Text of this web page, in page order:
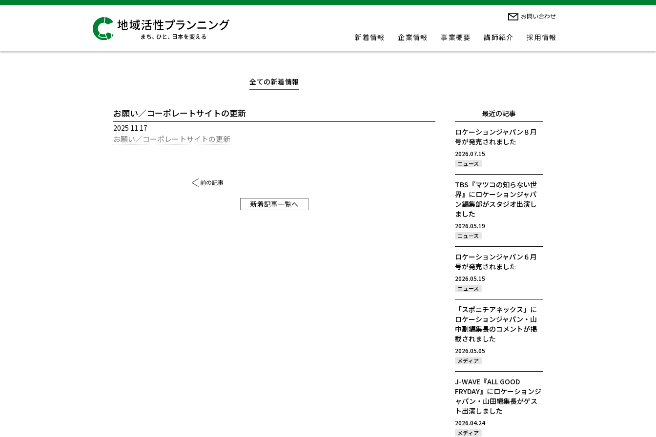
新着情報 企業情報 事業概要 講師紹介 採用情報
お問い合わせ
全ての新着情報
お願い／コーポレートサイトの更新
2025 11 17
お願い／コーポレートサイトの更新
前の記事
新着記事一覧へ
最近の記事
ロケーションジャパン８月
号が発売されました
2026.07.15
ニュース
TBS『マツコの知らない世
界』にロケーションジャパ
ン編集部がスタジオ出演し
ました
2026.05.19
ニュース
ロケーションジャパン６月
号が発売されました
2026.05.15
ニュース
「スポニチアネックス」に
ロケーションジャパン・山
中副編集長のコメントが掲
載されました
2026.05.05
メディア
J-WAVE『ALL GOOD
FRYDAY』にロケーションジ
ャパン・山田編集長がゲス
ト出演しました
2026.04.24
メディア